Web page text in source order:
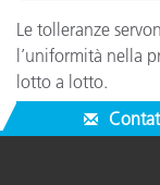
Le tolleranze
l’uniformità nella
lotto a lotto.